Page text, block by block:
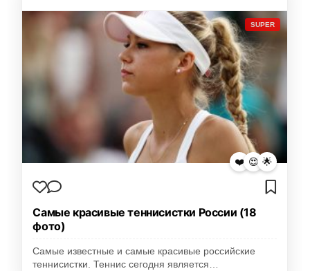
SUPER
❤️ 😍 🌟
Самые красивые теннисистки России (18
фото)
Самые известные и самые красивые российские
теннисистки. Теннис сегодня является…